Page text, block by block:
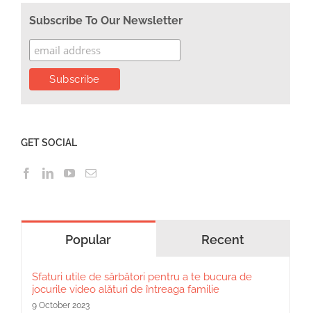
Subscribe To Our Newsletter
GET SOCIAL
Popular Recent
Sfaturi utile de sărbători pentru a te bucura de
jocurile video alături de întreaga familie
9 October 2023